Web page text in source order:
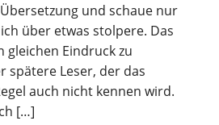
und schaue nur
über etwas stolpere. Das
gleichen Eindruck zu
spätere Leser, der das
auch nicht kennen wird.
[…]